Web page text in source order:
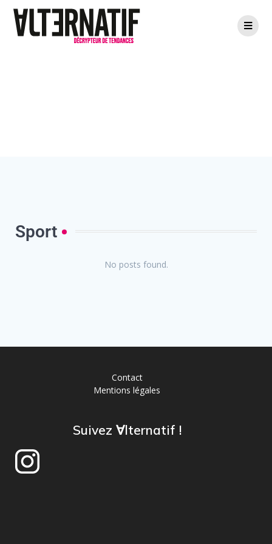
Sport
No posts found.
Contact
Mentions légales
Suivez ∀lternatif !